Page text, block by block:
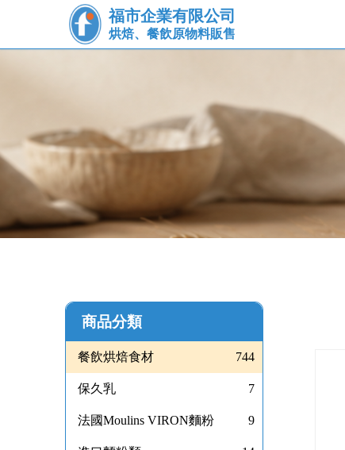
福市企業有限公司
烘焙、餐飲原物料販售
商品分類
餐飲烘焙食材 744
保久乳 7
法國Moulins VIRON麵粉 9